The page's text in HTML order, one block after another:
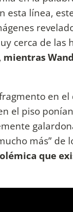
esta línea,
cerca de las
mientras
en
el piso
más” de
que